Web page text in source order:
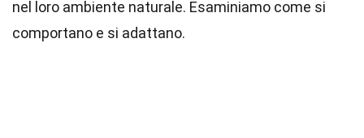
nel loro ambiente naturale. Esaminiamo come si
comportano e si adattano.